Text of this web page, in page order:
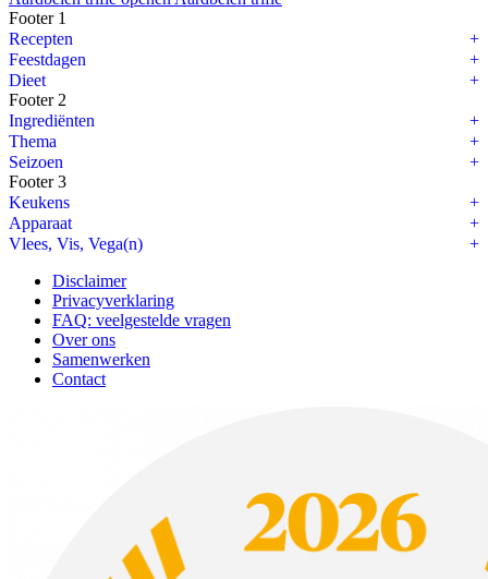
Footer 1
Recepten
Feestdagen
Dieet
Footer 2
Ingrediënten
Thema
Seizoen
Footer 3
Keukens
Apparaat
Vlees, Vis, Vega(n)
Disclaimer
Privacyverklaring
FAQ: veelgestelde vragen
Over ons
Samenwerken
Contact